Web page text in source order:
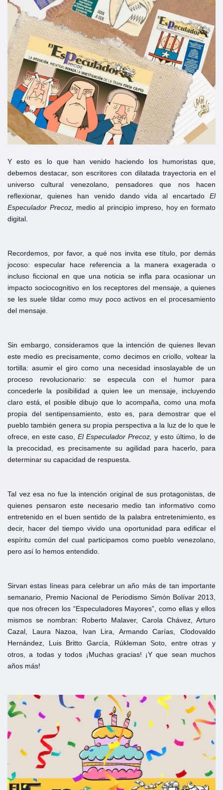
Y esto es lo que han venido haciendo los humoristas que,
debemos destacar, son escritores con dilatada trayectoria en el
universo cultural venezolano, pensadores que nos hacen
reflexionar, quienes han venido dando vida al encartado El
Especulador Precoz,
medio al principio impreso, hoy en formato
digital.
Recordemos, por favor, a qué nos invita ese título, por demás
jocoso: especular hace referencia a la manera exagerada o
incluso ficcional en que una noticia se infla para ocasionar un
impacto sociocognitivo en los receptores del mensaje, a quienes
se les suele tildar como muy poco activos en el procesamiento
del mensaje.
Sin embargo, consideramos que la intención de quienes llevan
este medio es precisamente, como decimos en criollo, voltear la
tortilla: asumir el giro como una necesidad insoslayable de un
proceso revolucionario: se especula con el humor para
concederle la posibilidad a quien lee un mensaje, incluyendo
claro está, el posible dibujo que lo acompaña, como una mofa
propia del sentipensamiento, esto es, para demostrar que el
pueblo también genera su propia perspectiva a la luz de lo que le
ofrece, en este caso, El Especulador Precoz, y esto último, lo de
la precocidad, es precisamente su agilidad para hacerlo, para
determinar su capacidad de respuesta.
Tal vez esa no fue la intención original de sus protagonistas, de
quienes pensaron este necesario medio tan informativo como
entretenido en el buen sentido de la palabra entretenimiento, es
decir, hacer del tiempo vivido una oportunidad para edificar el
espíritu común del cual participamos como pueblo venezolano,
pero así lo hemos entendido.
Sirvan estas líneas para celebrar un año más de tan importante
semanario, Premio Nacional de Periodismo Simón Bolívar 2013,
que nos ofrecen los “Especuladores Mayores”, como ellas y ellos
mismos se nombran: Roberto Malaver, Carola Chávez, Arturo
Cazal, Laura Nazoa, Ivan Lira, Armando Carías, Clodovaldo
Hernández, Luis Britto García, Rúkleman Soto, entre otras y
otros, a todas y todos ¡Muchas gracias! ¡Y que sean muchos
años más!